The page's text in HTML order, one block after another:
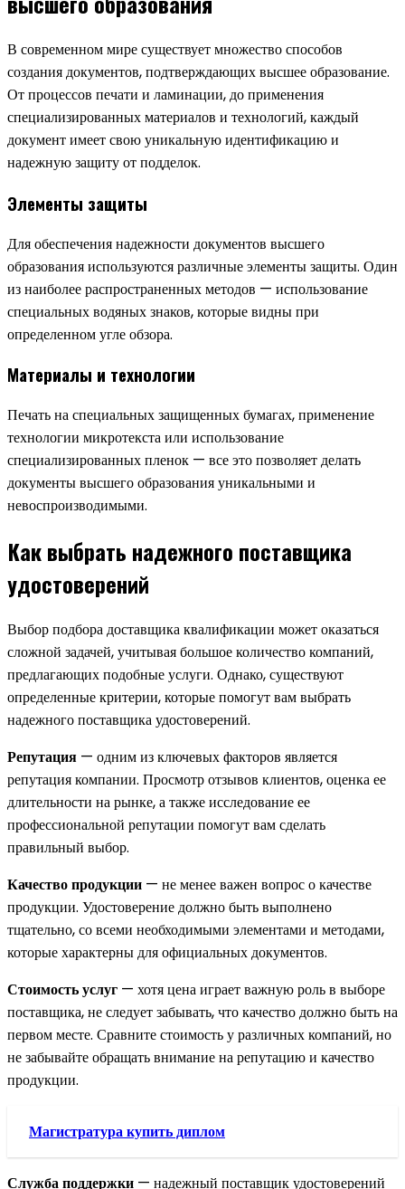
В современном мире существует множество способов
создания документов, подтверждающих высшее образование.
От процессов печати и ламинации, до применения
специализированных материалов и технологий, каждый
документ имеет свою уникальную идентификацию и
надежную защиту от подделок.
Элементы защиты
Для обеспечения надежности документов высшего
образования используются различные элементы защиты. Один
из наиболее распространенных методов — использование
специальных водяных знаков, которые видны при
определенном угле обзора.
Материалы и технологии
Печать на специальных защищенных бумагах, применение
технологии микротекста или использование
специализированных пленок — все это позволяет делать
документы высшего образования уникальными и
невоспроизводимыми.
Как выбрать надежного поставщика
удостоверений
Выбор подбора доставщика квалификации может оказаться
сложной задачей, учитывая большое количество компаний,
предлагающих подобные услуги. Однако, существуют
определенные критерии, которые помогут вам выбрать
надежного поставщика удостоверений.
Репутация — одним из ключевых факторов является
репутация компании. Просмотр отзывов клиентов, оценка ее
длительности на рынке, а также исследование ее
профессиональной репутации помогут вам сделать
правильный выбор.
Качество продукции — не менее важен вопрос о качестве
продукции. Удостоверение должно быть выполнено
тщательно, со всеми необходимыми элементами и методами,
которые характерны для официальных документов.
Стоимость услуг — хотя цена играет важную роль в выборе
поставщика, не следует забывать, что качество должно быть на
первом месте. Сравните стоимость у различных компаний, но
не забывайте обращать внимание на репутацию и качество
продукции.
Магистратура купить диплом
Служба поддержки — надежный поставщик удостоверений